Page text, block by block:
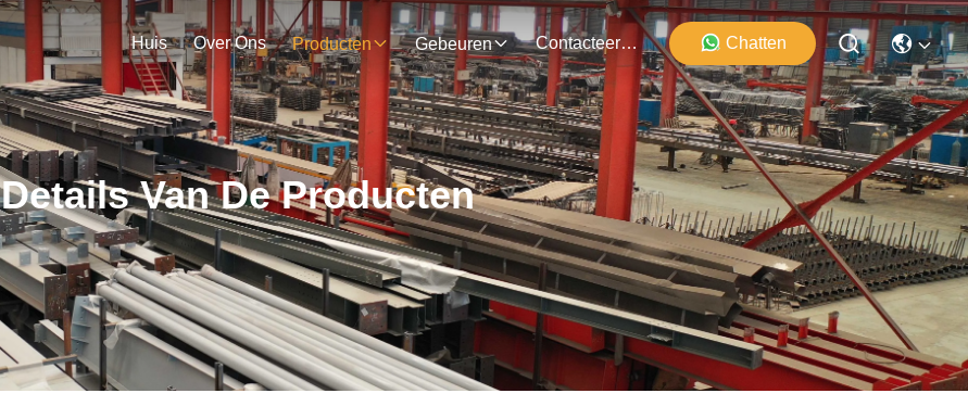
Huis Over Ons Producten Gebeuren Contacteer Ons Chatten
Details Van De Producten